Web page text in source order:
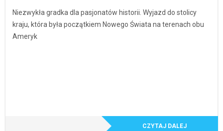
Niezwykła gradka dla pasjonatów historii. Wyjazd do stolicy
kraju, która była początkiem Nowego Świata na terenach obu
Ameryk
CZYTAJ DALEJ